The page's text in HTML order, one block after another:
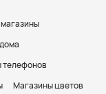
Магазины цветов